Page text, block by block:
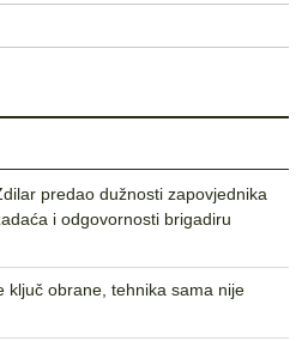
predao dužnosti zapovjednika
i odgovornosti brigadiru
ključ obrane, tehnika sama nije